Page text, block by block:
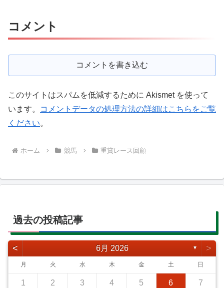
コメント
コメントを書き込む
このサイトはスパムを低減するために Akismet を使って
います。
コメントデータの処理方法の詳細はこちらをご覧
ください。
ホーム 競馬 重賞レース回顧
過去の投稿記事
< 6月 2026 ▼ >
月 火 水 木 金 土 日
1 2 3 4 5 6 7